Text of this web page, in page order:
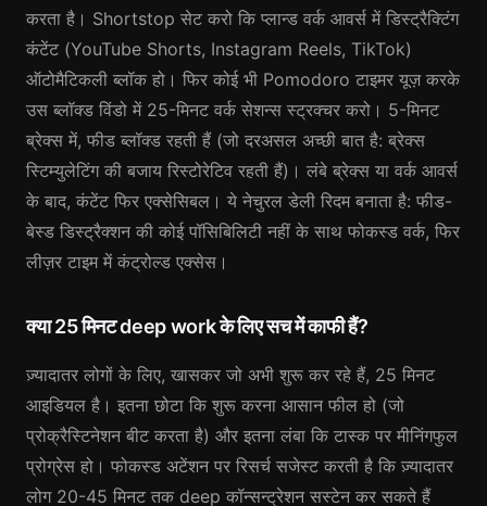
करता है। Shortstop सेट करो कि प्लान्ड वर्क आवर्स में डिस्ट्रैक्टिंग
कंटेंट (YouTube Shorts, Instagram Reels, TikTok)
ऑटोमैटिकली ब्लॉक हो। फिर कोई भी Pomodoro टाइमर यूज़ करके
उस ब्लॉक्ड विंडो में 25-मिनट वर्क सेशन्स स्ट्रक्चर करो। 5-मिनट
ब्रेक्स में, फीड ब्लॉक्ड रहती हैं (जो दरअसल अच्छी बात है: ब्रेक्स
स्टिम्युलेटिंग की बजाय रिस्टोरेटिव रहती हैं)। लंबे ब्रेक्स या वर्क आवर्स
के बाद, कंटेंट फिर एक्सेसिबल। ये नेचुरल डेली रिदम बनाता है: फीड-
बेस्ड डिस्ट्रैक्शन की कोई पॉसिबिलिटी नहीं के साथ फोकस्ड वर्क, फिर
लीज़र टाइम में कंट्रोल्ड एक्सेस।
क्या 25 मिनट deep work के लिए सच में काफी हैं?
ज़्यादातर लोगों के लिए, खासकर जो अभी शुरू कर रहे हैं, 25 मिनट
आइडियल है। इतना छोटा कि शुरू करना आसान फील हो (जो
प्रोक्रैस्टिनेशन बीट करता है) और इतना लंबा कि टास्क पर मीनिंगफुल
प्रोग्रेस हो। फोकस्ड अटेंशन पर रिसर्च सजेस्ट करती है कि ज़्यादातर
लोग 20-45 मिनट तक deep कॉन्सन्ट्रेशन सस्टेन कर सकते हैं